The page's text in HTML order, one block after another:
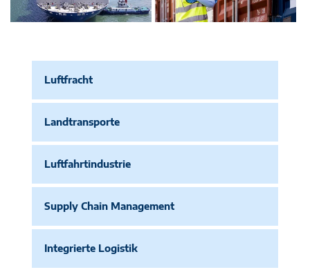
Luftfracht
Landtransporte
Luftfahrtindustrie
Supply Chain Management
Integrierte Logistik